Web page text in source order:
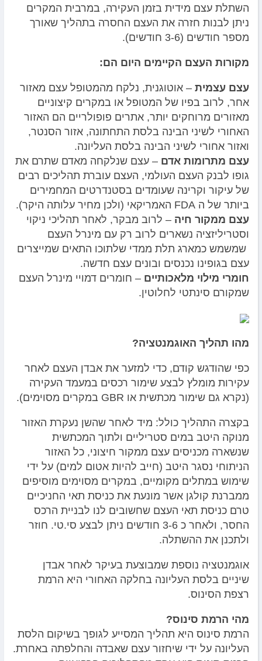
השתלת עצם מידית בזמן העקירה, במרבית המקרים
ניתן לבנות חזרה את העצם החסרה בתהליך שאורך
מספר חודשים (3-6 חודשים).
מקורות העצם הקיימים היום הם:
עצם עצמית – אוטוגנית, נלקח מהמטופל עצם מאזור
אחר, לרוב בפיו של המטופל או במקרים קיצוניים
מאזורים מרוחקים יותר, אתרים פופולריים הם האזור
האחורי לשיני הבינה בלסת התחתונה, אזור הסנטר,
ואזור אחורי לשיני הבינה בלסת העליונה.
עצם מתרומות אדם – עצם שנלקחה מאדם שתרם את
גופו לבנק העצם העולמי, העצם עוברת תהליכים רבים
של עיקור וקרינה שעומדים בסטנדרטים המחמירים
ביותר של ה FDA האמריקאי (ולכן מחיר עלותה היקר).
עצם ממקור חיה – לרוב מבקר, לאחר תהליכי ניקוי
וסטריליזציה נשארים לרוב רק עם מינרל העצם
שמשמש כמארג תלת ממדי שלתוכו התאים שמייצרים
עצם בגופינו נכנסים ובונים עצם חדשה.
חומרי מילוי מלאכותיים – חומרים דמויי מינרל העצם
שמקורם סינתטי לחלוטין.
מהו תהליך האוגמנטציה?
כפי שהודגש קודם, כדי למזער את אבדן העצם לאחר
עקירות מומלץ לבצע שימור רכסים במעמד העקירה
(נקרא גם שימור מכתשית או GBR במקרים מסוימים).
בקצרה התהליך כולל: מיד לאחר שהשן נעקרת האזור
מנוקה היטב במים סטריליים ולתוך המכתשית
שנשארה מכניסים עצם ממקור חיצוני, כל האזור
הניתוחי נסגר היטב (חייב להיות אטום למים) על ידי
שימוש במתלים מקומיים, במקרים מסוימים מוסיפים
ממברנת קולגן אשר מונעת את כניסת תאי החניכיים
טרם כניסת תאי העצם שחשובים לנו לבניית הרכס
החסר, ולאחר כ 3-6 חודשים ניתן לבצע סי.טי. חוזר
ולתכנן את ההשתלה.
אוגמנטציה נוספת שמבוצעת בעיקר לאחר אבדן
שיניים בלסת העליונה בחלקה האחורי היא הרמת
רצפת הסינוס.
מהי הרמת סינוס?
הרמת סינוס היא תהליך המסייע לגופך בשיקום הלסת
העליונה על ידי שיחזור עצם שאבדה והחלפתה באחרת.